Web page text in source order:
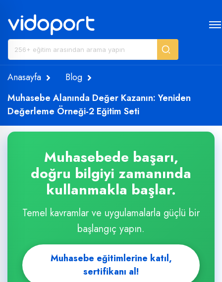
Anasayfa
Blog
Muhasebe Alanında Değer Kazanın: Yeniden
Değerleme Örneği-2 Eğitim Seti
Muhasebede başarı,
doğru bilgiyi zamanında
kullanmakla başlar.
Temel kavramlar ve uygulamalarla güçlü bir
başlangıç yapın.
Muhasebe eğitimlerine katıl,
sertifikanı al!